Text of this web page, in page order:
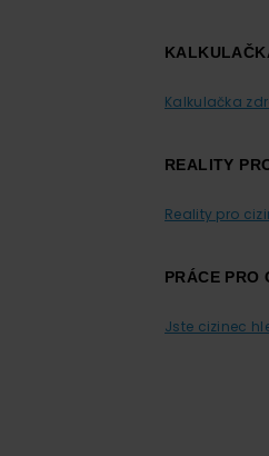
Kalkulačka
REALITY
Reality pro
PRÁCE PRO
Jste cizinec